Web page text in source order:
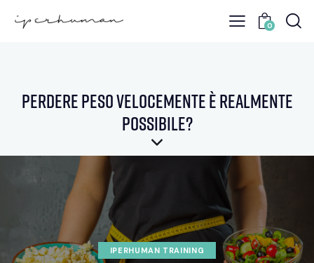
0
Perdere peso velocemente è realmente
possibile?
IPERHUMAN TRAINING